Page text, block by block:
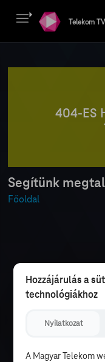
Telekom
404-ES
Segítünk
Főoldal
Hozzájárulás a
technológiákhoz
Nyilatkozat
A Magyar Telekom